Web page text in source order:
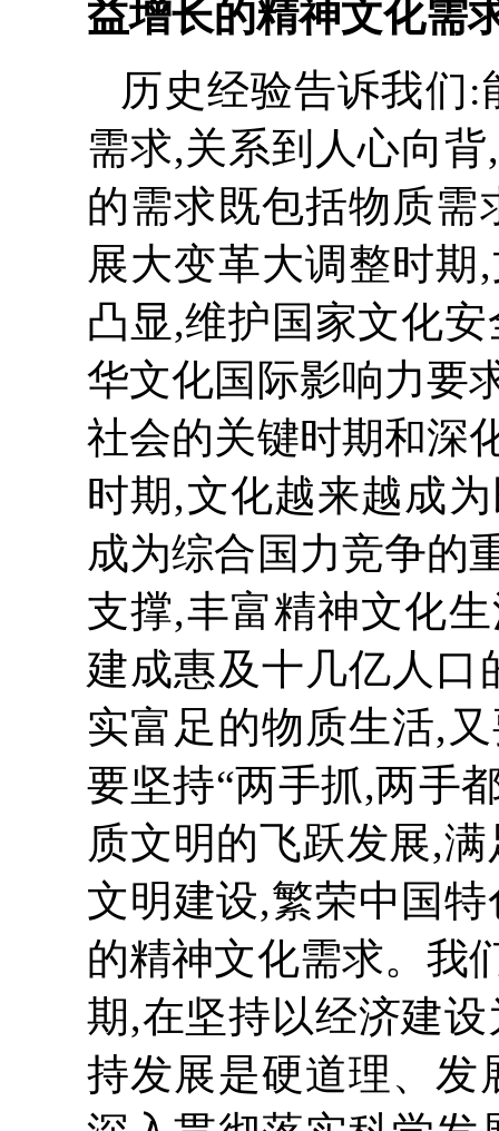
益增长的精神文化需
历史经验告诉我们
需求,关系到人心向
的需求既包括物质需
展大变革大调整时
凸显,维护国家文化
华文化国际影响力要
社会的关键时期和深
时期,文化越来越成
成为综合国力竞争的
支撑,丰富精神文化
建成惠及十几亿人口
实富足的物质生活,
要坚持“两手抓,两手
质文明的飞跃发展,
文明建设,繁荣中国
的精神文化需求。我
期,在坚持以经济建
持发展是硬道理、发